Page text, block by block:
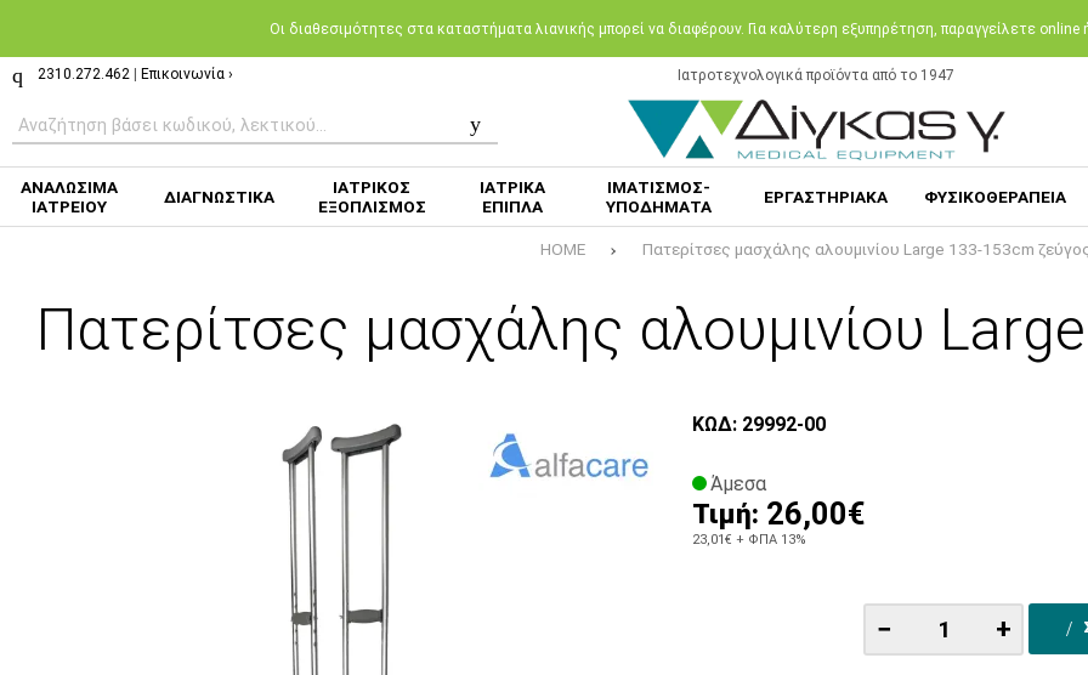
Oι διαθεσιμότητες στα καταστήματα λιανικής μπορεί να διαφέρουν. Για καλύτερη εξυπηρέτηση, παραγγείλετε
2310.272.462 Επικοινωνία › Ιατροτεχνολογικά προϊόντα από το 1947
ΑΝΑΛΩΣΙΜΑ
ΙΑΤΡΕΙΟΥ
ΔΙΑΓΝΩΣΤΙΚΑ
ΙΑΤΡΙΚΟΣ
ΕΞΟΠΛΙΣΜΟΣ
ΙΑΤΡΙΚΑ
ΕΠΙΠΛΑ
ΙΜΑΤΙΣΜΟΣ-
ΥΠΟΔΗΜΑΤΑ
ΕΡΓΑΣΤΗΡΙΑΚΑ ΦΥΣΙΚΟΘΕΡΑΠΕΙΑ
HOME Πατερίτσες μασχάλης αλουμινίου Large 133-153cm
Πατερίτσες μασχάλης αλουμινίου
ΚΩΔ: 29992-00
Άμεσα
Τιμή: 26,00€
23,01€ + ΦΠΑ 13%
− +